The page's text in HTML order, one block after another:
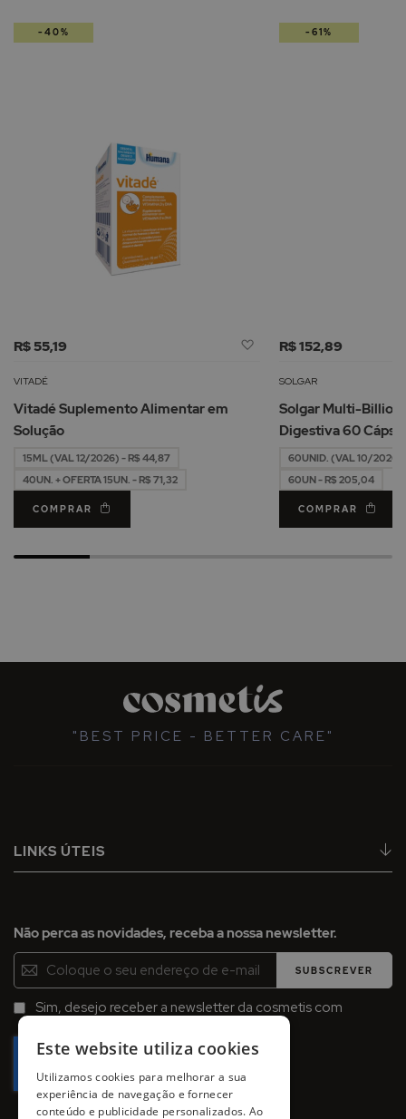
R$ 55,19
Adicionar
Lista
Desejos
VITADÉ
Vitadé Suplemento Alimentar em
Solução
15ML (VAL 12/2026) - R$ 44,87
40UN. + OFERTA 15UN. - R$ 71,32
COMPRAR
-40%
R$ 152,89
SOLGAR
Solgar Multi-Billion
Digestiva 60
60UNID. (VAL 10/2026)
60UN - R$ 205,04
COMPRAR
-61%
"BEST PRICE - BETTER CARE"
LINKS ÚTEIS
Não perca as novidades, receba a nossa newsletter.
Inscreva-
se
na
Newsletter:
SUBSCREVER
Sim, desejo receber a newsletter da cosmetis com
Este website utiliza cookies
Utilizamos cookies para melhorar a sua
experiência de navegação e fornecer
conteúdo e publicidade personalizados. Ao